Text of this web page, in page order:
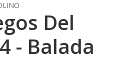
Del
- Balada